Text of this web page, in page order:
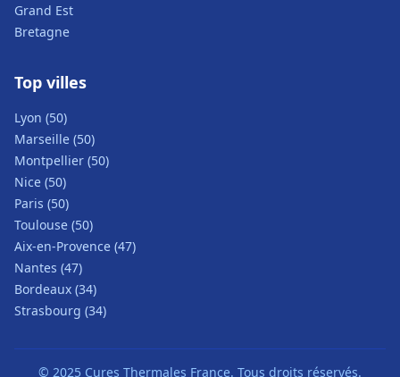
Grand Est
Bretagne
Top villes
Lyon (50)
Marseille (50)
Montpellier (50)
Nice (50)
Paris (50)
Toulouse (50)
Aix-en-Provence (47)
Nantes (47)
Bordeaux (34)
Strasbourg (34)
© 2025 Cures Thermales France. Tous droits réservés.